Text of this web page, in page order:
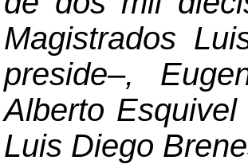
Magistrados
preside–,
Alberto
Luis Diego